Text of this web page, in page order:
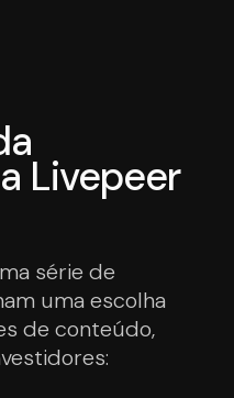
Livepeer
série de
uma escolha
de conteúdo,